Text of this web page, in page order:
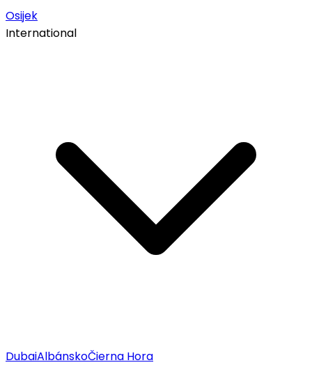
Osijek
International
DubaiAlbánskoČierna Hora